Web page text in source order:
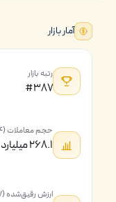
آمار بازار
رتبه بازار
#۳۸۷
حجم معاملات (۲۴س)
۲۶۸.۱ میلیارد تومان
ارزش رقیق‌شده (FDV)